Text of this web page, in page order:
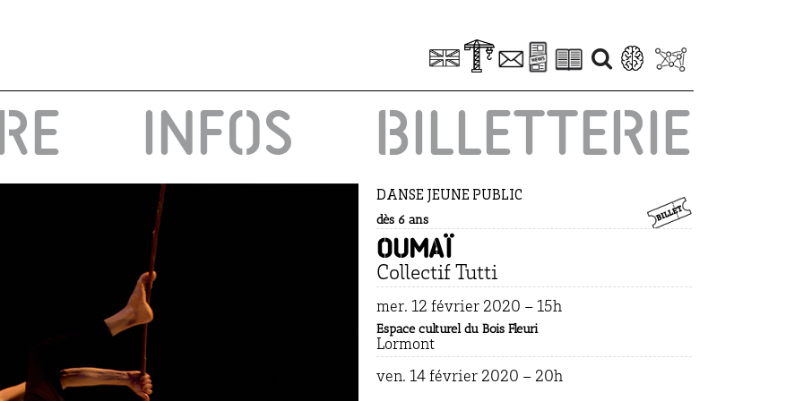
INFOS BILLETTERIE
DANSE JEUNE PUBLIC
dès 6 ans
Oumaï
Collectif Tutti
mer. 12 février 2020 – 15h
Espace culturel du Bois Fleuri
Lormont
ven. 14 février 2020 – 20h